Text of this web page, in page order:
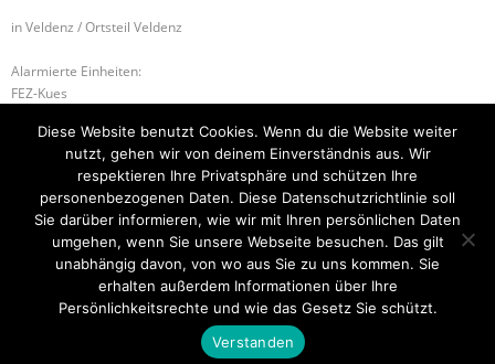
in Veldenz / Ortsteil Veldenz
Alarmierte Einheiten:
FEZ-Kues
FF-Veldenz-Gruppe
S-1 SONDERLAGE H-2 VERKERHSUNFALL
Startseite Einsätze Mitglied werden Über uns
Kontakt
Think Up Themes Ltd. Powered by
Diese Website benutzt Cookies. Wenn du die Website weiter
nutzt, gehen wir von deinem Einverständnis aus. Wir
respektieren Ihre Privatsphäre und schützen Ihre
personenbezogenen Daten. Diese Datenschutzrichtlinie soll
Sie darüber informieren, wie wir mit Ihren persönlichen Daten
umgehen, wenn Sie unsere Webseite besuchen. Das gilt
unabhängig davon, von wo aus Sie zu uns kommen. Sie
erhalten außerdem Informationen über Ihre
Persönlichkeitsrechte und wie das Gesetz Sie schützt.
Verstanden